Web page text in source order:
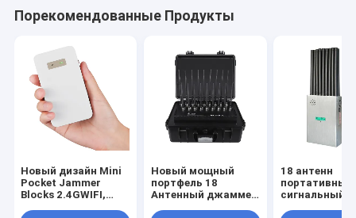
Порекомендованные Продукты
Новый дизайн Mini
Pocket Jammer
Blocks 2.4GWIFI,
Новый мощный
портфель 18
Антенный джаммер
18 антенн
портативный
сигнальный